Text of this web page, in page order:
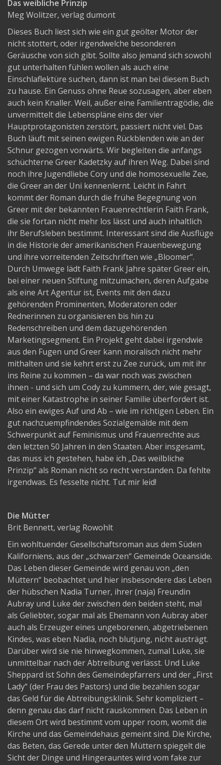
Das weibliche Prinzip
Meg Wolitzer, verlag dumont
Dieses Buch liest sich wie ein gut geölter Motor der
nicht stottert, oder irgendwelche besonderen
Geräusche von sich gibt. Sollte also jemand sich sowohl
gut unterhalten fühlen wollen als auch eine
Einschlaflektüre suchen, dann ist man bei diesem Buch
zu hause. Ein Genuss ohne Reue sozusagen, aber eben
auch kein Knaller. Weil, außer eine Familientragödie, die
unvermittelt die Lebenspläne eins der vier
Hauptprotagonisten zerstört, passiert nicht viel. Das
Buch läuft mit seinen ewigen Rückblenden wie an der
Schnur gezogen vorwärts. Wir begleiten die anfangs
schüchterne Greer Kadetzky auf ihren Weg. Dabei sind
noch ihre Jugendliebe Cory und die homosexuelle Zee,
die Greer an der Uni kennenlernt. Leicht in Fahrt
kommt der Roman durch die frühe Begegnung von
Greer mit der bekannten Frauenrechtlerin Faith Frank,
die sie fortan nicht mehr los lässt und auch inhaltlich
ihr Berufsleben bestimmt. Interessant sind die Ausflüge
in die Historie der amerikanischen Frauenbewegung
und ihre vorreitenden Zeitschriften wie „Bloomer“.
Durch Umwege lädt Faith Frank Jahre später Greer ein,
bei einer neuen Stiftung mitzumachen, deren Aufgabe
als eine Art Agentur ist, Events mit den dazu
gehörenden Prominenten, Moderatoren oder
Rednerinnen zu organisieren bis hin zu
Redenschreiben und dem dazugehörenden
Marketingsegment. Ein Projekt geht dabei irgendwie
aus den Fugen und Greer kann moralisch nicht mehr
mithalten und sie kehrt erst zu Zee zurück, um mit ihr
ins Reine zu kommen – da war noch was zwischen
ihnen - und sich um Cody zu kümmern, der, wie gesagt,
mit einer Katastrophe in seiner Familie überfordert ist.
Also ein ewiges Auf und Ab – wie im richtigen Leben. Ein
gut nachzuempfindendes Sozialgemälde mit dem
Schwerpunkt auf Feminismus und Frauenrechte aus
den letzten 50 Jahren in den Staaten. Aber insgesamt,
das muss ich gestehen, habe ich „Das weilbliche
Prinzip“ als Roman nicht so recht verstanden. Da fehlte
irgendwas. Es fesselte nicht. Tut mir leid!
Die Mütter
Brit Bennett, verlag Rowohlt
Ein wohltuender Gesellschaftsroman aus dem Süden
Kaliforniens, aus der „schwarzen“ Gemeinde Oceanside.
Das Leben dieser Gemeinde wird genau von „den
Müttern“ beobachtet und hier insbesondere das Leben
der hübschen Nadia Turner, ihrer (naja) Freundin
Aubray und Luke der zwischen den beiden steht, mal
als Geliebter, sogar mal als Ehemann von Aubray aber
auch als Erzeuger eines ungeborenen, abgetriebenen
Kindes, was eben Nadia, noch blutjung, nicht austrägt.
Darüber wird sie nie hinwegkommen, zumal Luke, sie
unmittelbar nach der Abtreibung verlässt. Und Luke
Sheppard ist Sohn des Gemeindepfarrers und der „First
Lady“ (der Frau des Pastors) und die bezahlen sogar
das Geld für die Abtreibungsklinik. Sehr kompliziert –
denn genau das darf nicht rauskommen. Das Leben in
diesem Ort wird bestimmt vom upper room, womit die
Kirche und das Gemeindehaus gemeint sind. Die Kirche,
das Beten, das Gerede unter den Müttern spiegelt die
Sicht der Dinge und Hingerauntes wird vom fake zur